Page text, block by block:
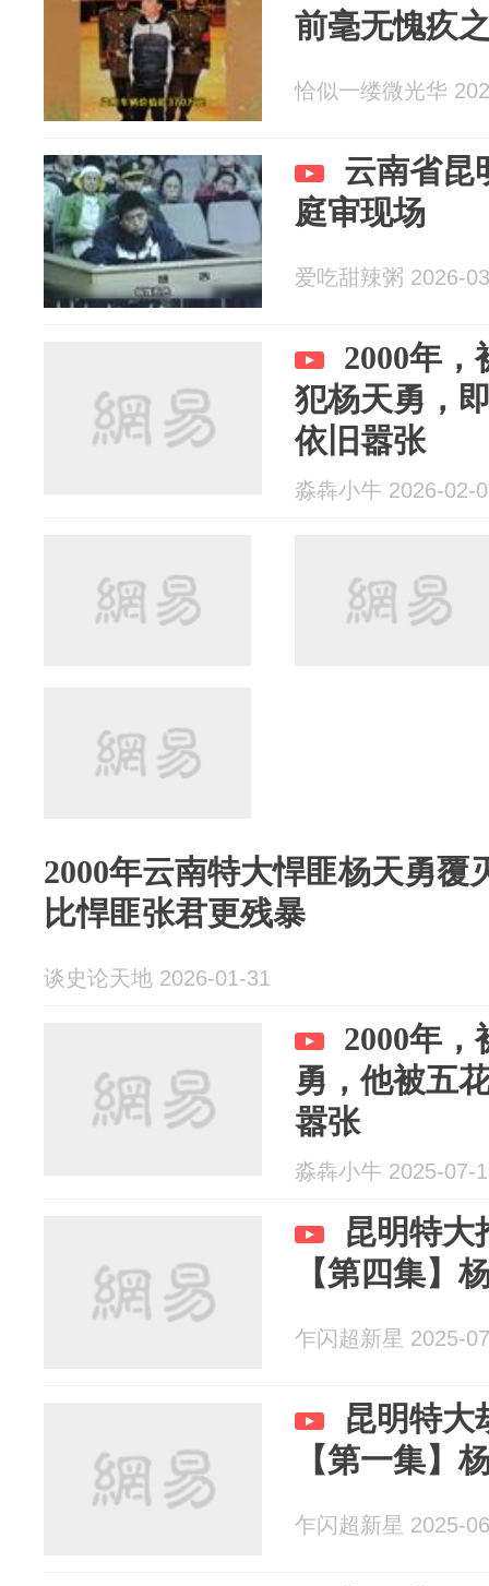
前毫无愧疚
恰似一缕微光华
云南省昆
庭审现场
爱吃甜辣粥 2026-
2000年
犯杨天勇，
依旧嚣张
淼犇小牛 2026-02-
2000年云南特大悍匪杨天勇覆
比悍匪张君更残暴
谈史论天地 2026-01-31
2000年
勇，他被五
嚣张
淼犇小牛 2025-07-
昆明特大
【第四集】
乍闪超新星 2025-
昆明特大
【第一集】
乍闪超新星 2025-